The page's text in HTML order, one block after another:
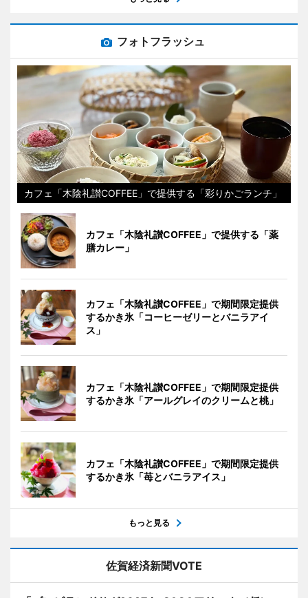
フォトフラッシュ
カフェ「木陰礼讃COFFEE」で提供する「彩りかごランチ」
カフェ「木陰礼讃COFFEE」で提供する「薬
膳カレー」
カフェ「木陰礼讃COFFEE」で期間限定提供
するかき氷「コーヒーゼリーとバニラアイ
ス」
カフェ「木陰礼讃COFFEE」で期間限定提供
するかき氷「アールグレイのクリームと桃」
カフェ「木陰礼讃COFFEE」で期間限定提供
するかき氷「苺とバニラアイス」
もっと見る
佐賀経済新聞VOTE